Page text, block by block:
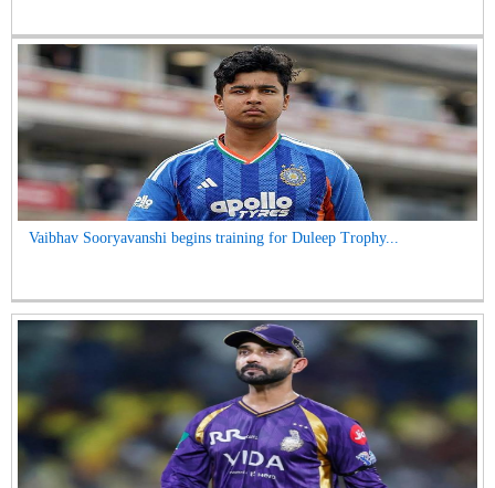
Vaibhav Sooryavanshi begins training for Duleep Trophy...